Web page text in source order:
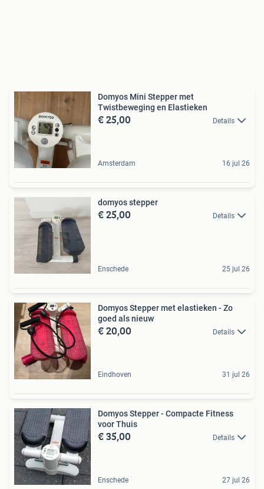
Domyos Mini Stepper met
Twistbeweging en Elastieken
€ 25,00 Details
Amsterdam 16 jul 26
domyos stepper
€ 25,00 Details
Enschede 25 jul 26
Domyos Stepper met elastieken - Zo
goed als nieuw
€ 20,00 Details
Eindhoven 31 jul 26
Domyos Stepper - Compacte Fitness
voor Thuis
€ 35,00 Details
Enschede 27 jul 26